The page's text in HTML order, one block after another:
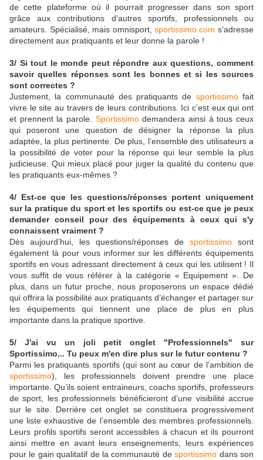
de cette plateforme où il pourrait progresser dans son sport
grâce aux contributions d’autres sportifs, professionnels ou
amateurs. Spécialisé, mais omnisport,sportissimo.com s’adresse
directement aux pratiquants et leur donne la parole !
3/ Si tout le monde peut répondre aux questions, comment
savoir quelles réponses sont les bonnes et si les sources
sont correctes ?
Justement, la communauté des pratiquants de sportissimofait
vivre le site au travers de leurs contributions. Ici c’est eux qui ont
et prennent la parole. Sportissimodemandera ainsi à tous ceux
qui poseront une question de désigner la réponse la plus
adaptée, la plus pertinente. De plus, l’ensemble des utilisateurs a
la possibilité de voter pour la réponse qui leur semble la plus
judicieuse. Qui mieux placé pour juger la qualité du contenu que
les pratiquants eux-mêmes ?
4/ Est-ce que les questions/réponses portent uniquement
sur la pratique du sport et les sportifs ou est-ce que je peux
demander conseil pour des équipements à ceux qui s'y
connaissent vraiment ?
Dès aujourd’hui, les questions/réponses de sportissimo sont
également là pour vous informer sur les différents équipements
sportifs en vous adressant directement à ceux qui les utilisent ! Il
vous suffit de vous référer à la catégorie « Equipement ». De
plus, dans un futur proche, nous proposerons un espace dédié
qui offrira la possibilité aux pratiquants d’échanger et partager sur
les équipements qui tiennent une place de plus en plus
importante dans la pratique sportive.
5/ J'ai vu un joli petit onglet "Professionnels" sur
Sportissimo... Tu peux m'en dire plus sur le futur contenu ?
Parmi les pratiquants sportifs (qui sont au cœur de l’ambition de
sportissimo), les professionnels doivent prendre une place
importante. Qu’ils soient entraineurs, coachs sportifs, professeurs
de sport, les professionnels bénéficieront d’une visibilité accrue
sur le site. Derrière cet onglet se constituera progressivement
une liste exhaustive de l’ensemble des membres professionnels.
Leurs profils sportifs seront accessibles à chacun et ils pourront
ainsi mettre en avant leurs enseignements, leurs expériences
pour le gain qualitatif de la communauté desportissimo dans son